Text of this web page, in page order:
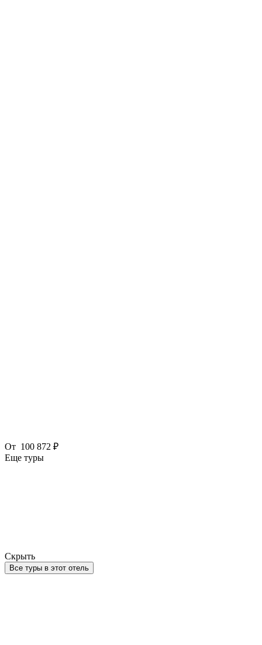
От 100 872 ₽
Еще туры
Скрыть
Все туры в этот отель